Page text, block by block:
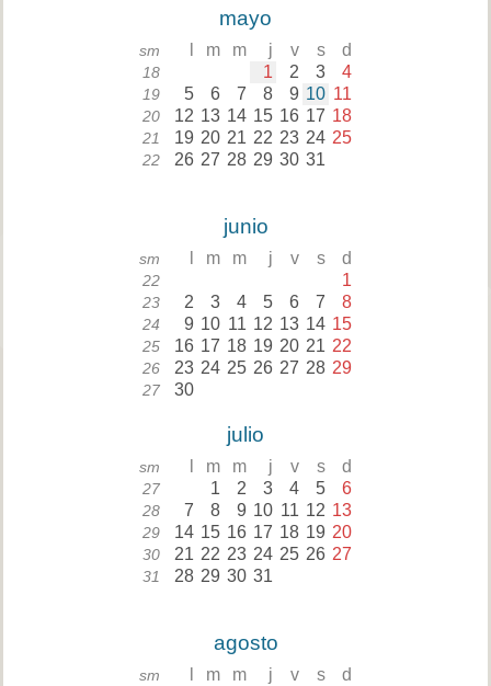
mayo
sm m m j v s d
18 1 2 3 4
19 5 6 7 8 9 10 11
20 12 13 14 15 16 17 18
21 19 20 21 22 23 24 25
22 26 27 28 29 30 31
junio
sm m m j v s d
22 1
23 2 3 4 5 6 7 8
24 9 10 11 12 13 14 15
25 16 17 18 19 20 21 22
26 23 24 25 26 27 28 29
27 30
julio
sm m m j v s d
27 1 2 3 4 5 6
28 7 8 9 10 11 12 13
29 14 15 16 17 18 19 20
30 21 22 23 24 25 26 27
31 28 29 30 31
agosto
sm m m j v s d